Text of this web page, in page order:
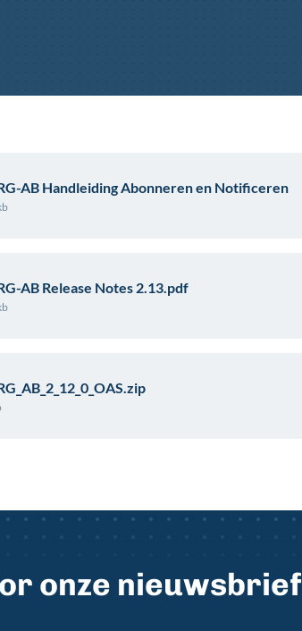
AB Handleiding Abonneren en Notificeren
AB Release Notes 2.13.pdf
onze nieuwsbrief